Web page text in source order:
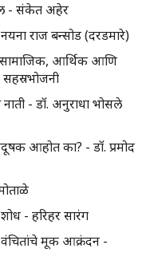
- संकेत अहेर
राज बन्सोड (दरडमारे)
सामाजिक, आर्थिक आणि
- डॉ. अनुराधा भोसले
आहोत का? - डॉ. प्रमोद
- हरिहर सारंग
मूक आक्रंदन -